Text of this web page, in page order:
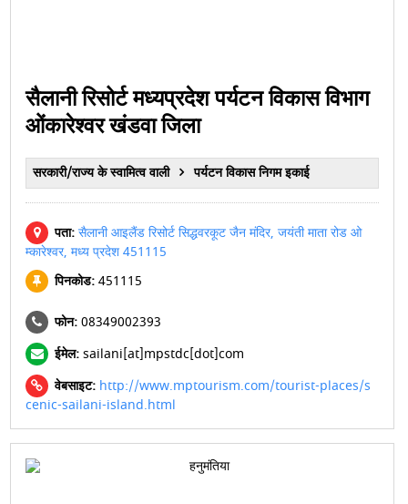
सैलानी रिसोर्ट मध्‍यप्रदेश पर्यटन विकास विभाग
ओंकारेश्‍वर खंडवा जिला
सरकारी/राज्य के स्वामित्व वाली पर्यटन विकास निगम इकाई
पता: सैलानी आइलैंड रिसोर्ट सिद्धवरकूट जैन मंदिर, जयंती माता रोड ओ
म्कारेश्वर, मध्य प्रदेश 451115
पिनकोड:451115
फोन:08349002393
ईमेल:sailani[at]mpstdc[dot]com
वेबसाइट: http://www.mptourism.com/tourist-places/s
cenic-sailani-island.html